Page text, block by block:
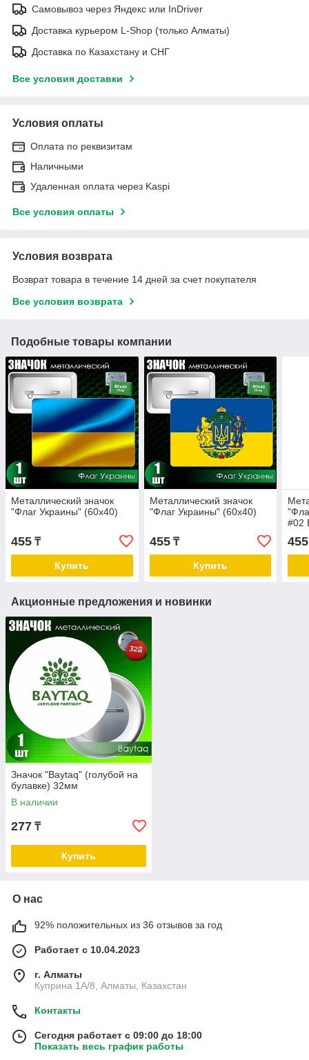
Самовывоз через Яндекс или InDriver
Доставка курьером L-Shop (только Алматы)
Доставка по Казахстану и СНГ
Все условия доставки
Условия оплаты
Оплата по реквизитам
Наличными
Удаленная оплата через Kaspi
Все условия оплаты
Условия возврата
Возврат товара в течение 14 дней за счет покупателя
Все условия возврата
Подобные товары компании
Металлический значок
"Флаг Украины" (60x40)
455 ₸
Купить
Металлический значок
"Флаг Украины" (60x40)
455₸
Купить
#02
455
Акционные предложения и новинки
Значок "Baytaq" (голубой на
булавке) 32мм
В наличии
277 ₸
Купить
О нас
92% положительных из 36 отзывов за год
Работает с 10.04.2023
г. Алматы
Куприна 1A/8, Алматы, Казахстан
Контакты
Сегодня работает с 09:00 до 18:00
Показать весь график работы